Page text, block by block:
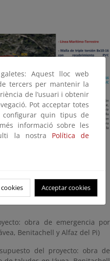
taludes
obra de emergencia por
Benitachell y Alfaz del Pi)
del proyecto: obra de
Aquest lloc web
tercers per mantenir la
de l’usuari i obtenir
Pot acceptar totes
quin tipus de
informació sobre les
la nostra Política de
Acceptar cookies